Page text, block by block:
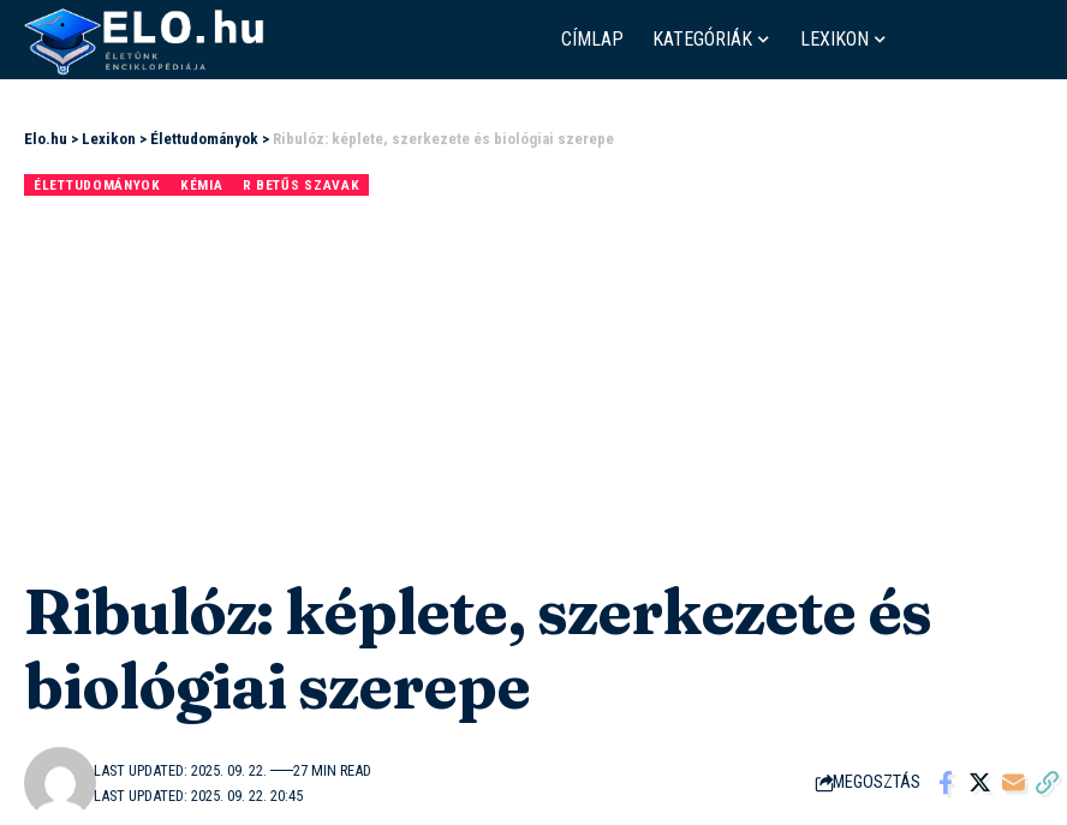
CÍMLAP KATEGÓRIÁK LEXIKON
Elo.hu > Lexikon > Élettudományok > Ribulóz: képlete, szerkezete és biológiai szerepe
ÉLETTUDOMÁNYOK KÉMIA R BETŰS SZAVAK
Ribulóz: képlete, szerkezete és
biológiai szerepe
LAST UPDATED: 2025. 09. 22. 20:45
LAST UPDATED: 2025. 09. 22. 27 MIN READ
MEGOSZTÁS